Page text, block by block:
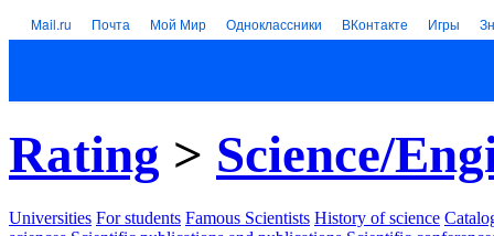
Mail.ru Почта Мой Мир Одноклассники ВКонтакте Игры
Rating > Science/
Universities For students Famous Scientists History of science